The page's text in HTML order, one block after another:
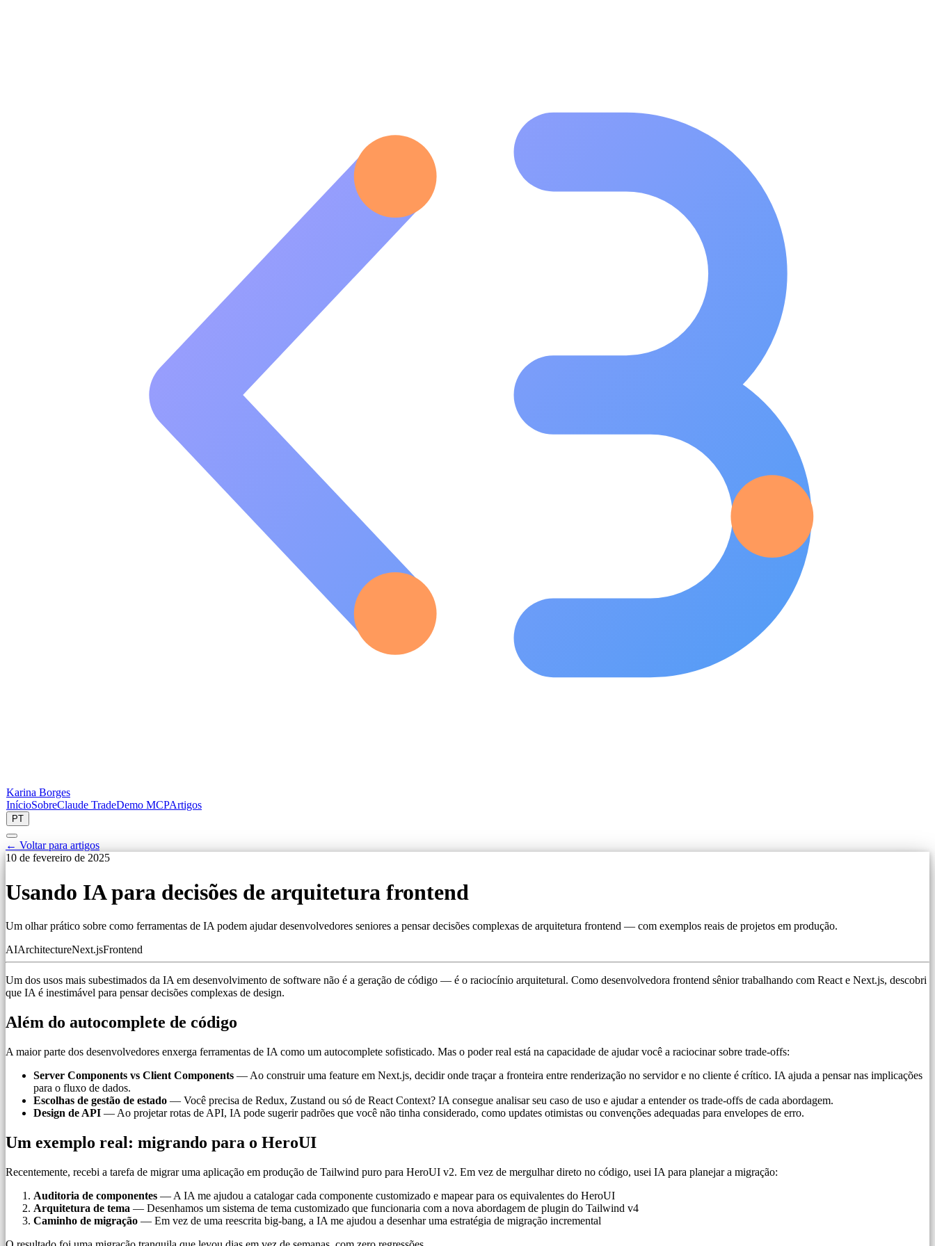
Karina Borges
InícioSobreClaude TradeDemo MCPArtigos
PT
← Voltar para artigos
10 de fevereiro de 2025
Usando IA para decisões de arquitetura frontend
Um olhar prático sobre como ferramentas de IA podem ajudar desenvolvedores seniores a pensar decisões complexas de arquitetura frontend — com exemplos reais de projetos em produção.
AIArchitectureNext.jsFrontend
Um dos usos mais subestimados da IA em desenvolvimento de software não é a geração de código — é o raciocínio arquitetural. Como desenvolvedora frontend sênior trabalhando com React e Next.js, descobri
que IA é inestimável para pensar decisões complexas de design.
Além do autocomplete de código
A maior parte dos desenvolvedores enxerga ferramentas de IA como um autocomplete sofisticado. Mas o poder real está na capacidade de ajudar você a raciocinar sobre trade-offs:
Server Components vs Client Components — Ao construir uma feature em Next.js, decidir onde traçar a fronteira entre renderização no servidor e no cliente é crítico. IA ajuda a pensar nas implicações
para o fluxo de dados.
Escolhas de gestão de estado — Você precisa de Redux, Zustand ou só de React Context? IA consegue analisar seu caso de uso e ajudar a entender os trade-offs de cada abordagem.
Design de API — Ao projetar rotas de API, IA pode sugerir padrões que você não tinha considerado, como updates otimistas ou convenções adequadas para envelopes de erro.
Um exemplo real: migrando para o HeroUI
Recentemente, recebi a tarefa de migrar uma aplicação em produção de Tailwind puro para HeroUI v2. Em vez de mergulhar direto no código, usei IA para planejar a migração:
Auditoria de componentes — A IA me ajudou a catalogar cada componente customizado e mapear para os equivalentes do HeroUI
Arquitetura de tema — Desenhamos um sistema de tema customizado que funcionaria com a nova abordagem de plugin do Tailwind v4
Caminho de migração — Em vez de uma reescrita big-bang, a IA me ajudou a desenhar uma estratégia de migração incremental